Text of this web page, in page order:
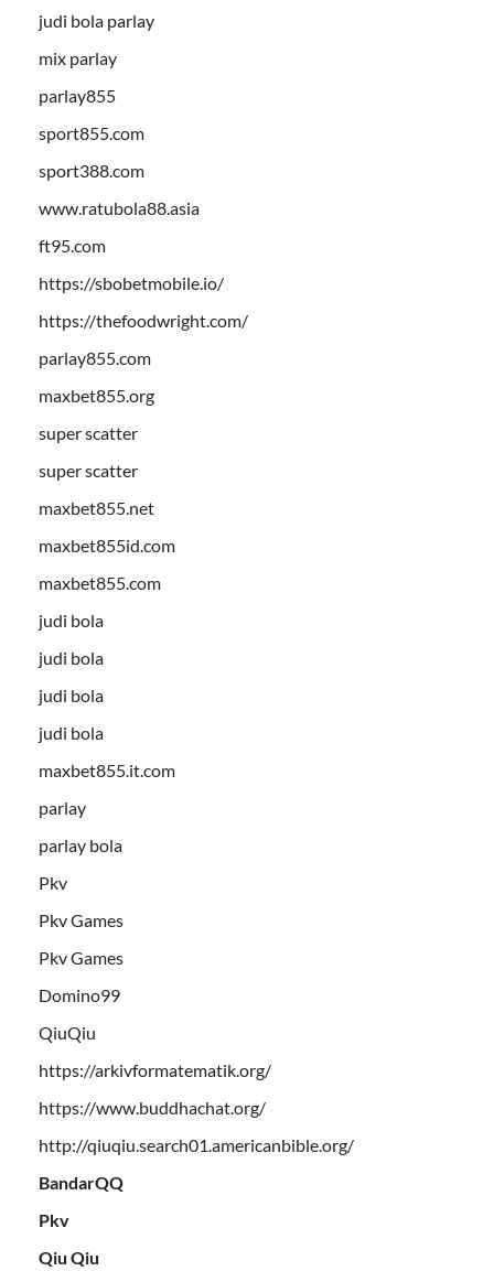
judi bola parlay
mix parlay
parlay855
sport855.com
sport388.com
www.ratubola88.asia
ft95.com
https://sbobetmobile.io/
https://thefoodwright.com/
parlay855.com
maxbet855.org
super scatter
super scatter
maxbet855.net
maxbet855id.com
maxbet855.com
judi bola
judi bola
judi bola
judi bola
maxbet855.it.com
parlay
parlay bola
Pkv
Pkv Games
Pkv Games
Domino99
QiuQiu
https://arkivformatematik.org/
https://www.buddhachat.org/
http://qiuqiu.search01.americanbible.org/
BandarQQ
Pkv
Qiu Qiu